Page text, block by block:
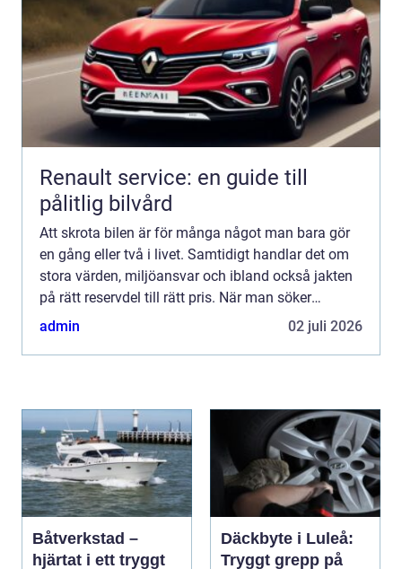
Renault service: en guide till
pålitlig bilvård
Att skrota bilen är för många något man bara gör
en gång eller två i livet. Samtidigt handlar det om
stora värden, miljöansvar och ibland också jakten
på rätt reservdel till rätt pris. När man söker
bildemontering stockholm vill man därför ha en
admin 02 juli 2026
Båtverkstad –
hjärtat i ett tryggt
Däckbyte i Luleå:
Tryggt grepp på